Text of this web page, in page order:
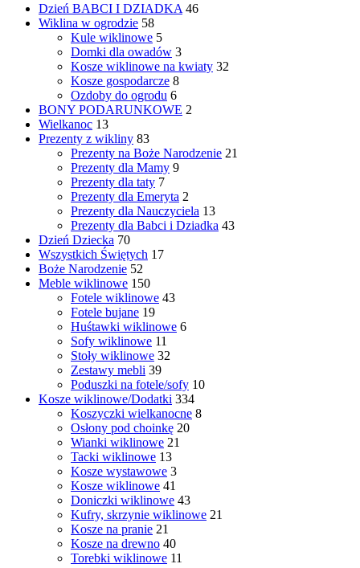
Dzień BABCI I DZIADKA 46
Wiklina w ogrodzie 58
Kule wiklinowe 5
Domki dla owadów 3
Kosze wiklinowe na kwiaty 32
Kosze gospodarcze 8
Ozdoby do ogrodu 6
BONY PODARUNKOWE 2
Wielkanoc 13
Prezenty z wikliny 83
Prezenty na Boże Narodzenie 21
Prezenty dla Mamy 9
Prezenty dla taty 7
Prezenty dla Emeryta 2
Prezenty dla Nauczyciela 13
Prezenty dla Babci i Dziadka 43
Dzień Dziecka 70
Wszystkich Świętych 17
Boże Narodzenie 52
Meble wiklinowe 150
Fotele wiklinowe 43
Fotele bujane 19
Huśtawki wiklinowe 6
Sofy wiklinowe 11
Stoły wiklinowe 32
Zestawy mebli 39
Poduszki na fotele/sofy 10
Kosze wiklinowe/Dodatki 334
Koszyczki wielkanocne 8
Osłony pod choinkę 20
Wianki wiklinowe 21
Tacki wiklinowe 13
Kosze wystawowe 3
Kosze wiklinowe 41
Doniczki wiklinowe 43
Kufry, skrzynie wiklinowe 21
Kosze na pranie 21
Kosze na drewno 40
Torebki wiklinowe 11